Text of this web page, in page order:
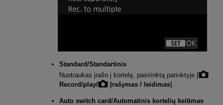
Standard/Standartinis
Nuotraukas įrašo į kortelę, pasirinktą parinktyje [
Record/play/
Įrašymas / leidimas].
Auto switch card/Automatinis kortelių keitimas